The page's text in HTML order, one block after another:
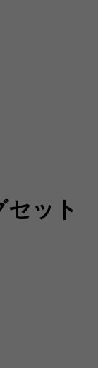
ット